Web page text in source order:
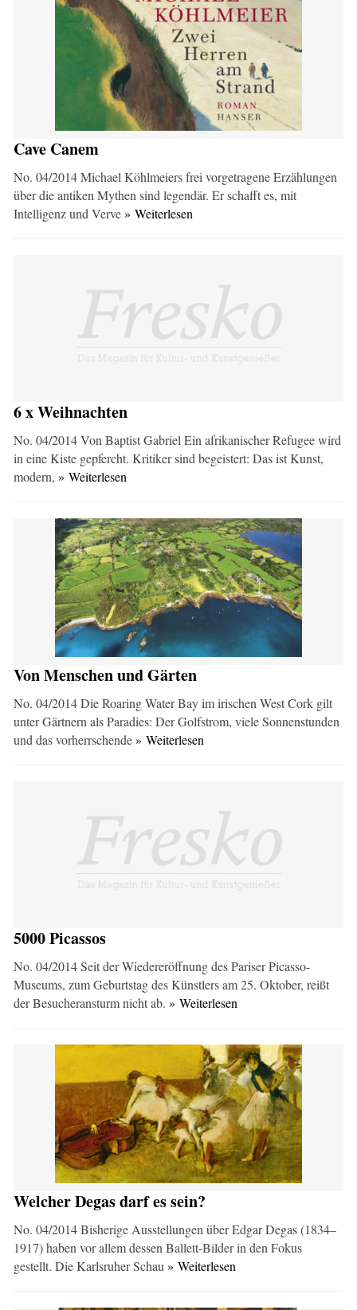
Cave Canem
No. 04/2014 Michael Köhlmeiers frei vorgetragene Erzählungen
über die antiken Mythen sind legendär. Er schafft es, mit
Intelligenz und Verve» Weiterlesen
6 x Weihnachten
No. 04/2014 Von Baptist Gabriel Ein afrikanischer Refugee wird
in eine Kiste gepfercht. Kritiker sind begeistert: Das ist Kunst,
modern,» Weiterlesen
Von Menschen und Gärten
No. 04/2014 Die Roaring Water Bay im irischen West Cork gilt
unter Gärtnern als Paradies: Der Golfstrom, viele Sonnenstunden
und das vorherrschende» Weiterlesen
5000 Picassos
No. 04/2014 Seit der Wiedereröffnung des Pariser Picasso-
Museums, zum Geburtstag des Künstlers am 25. Oktober, reißt
der Besucheransturm nicht ab.» Weiterlesen
Welcher Degas darf es sein?
No. 04/2014 Bisherige Ausstellungen über Edgar Degas (1834–
1917) haben vor allem dessen Ballett-Bilder in den Fokus
gestellt. Die Karlsruher Schau» Weiterlesen